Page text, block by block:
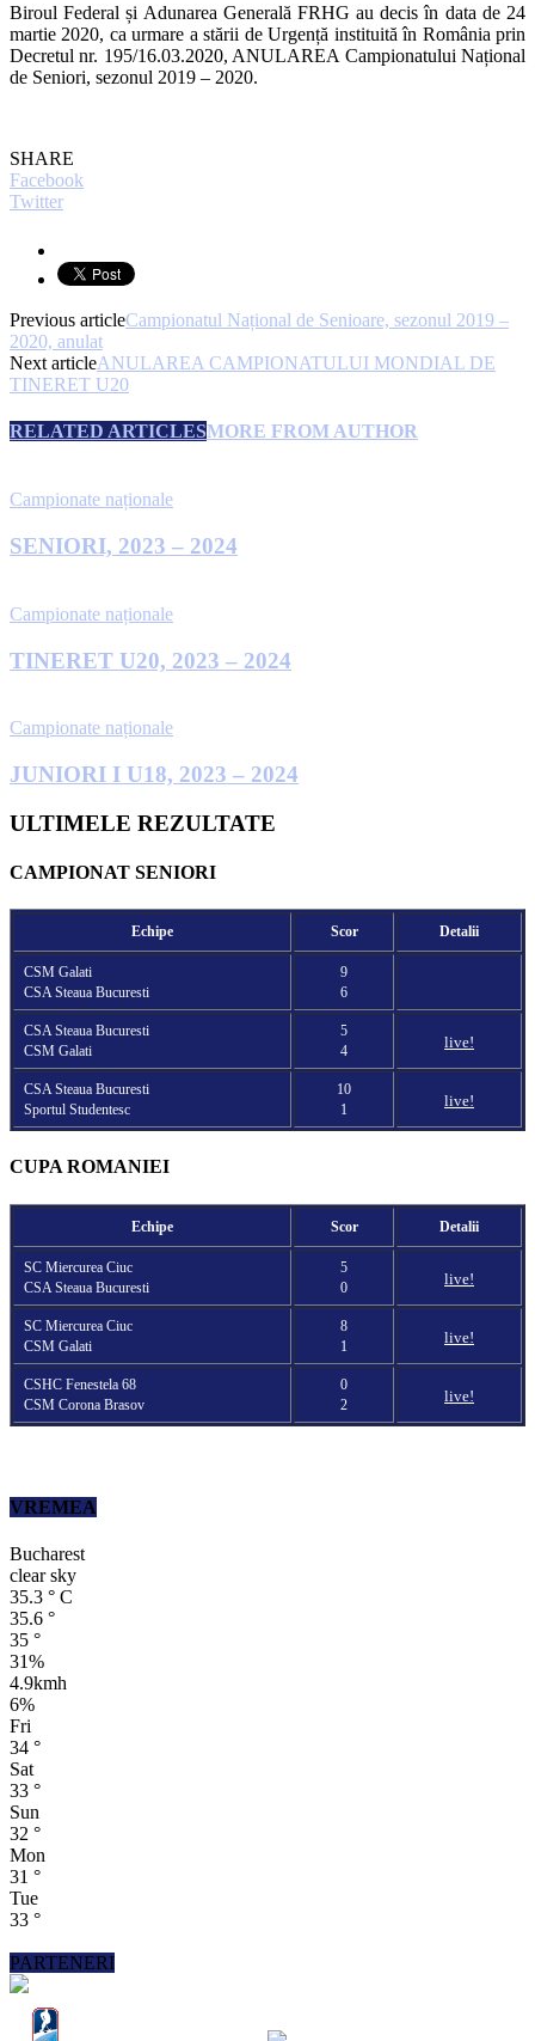
Biroul Federal și Adunarea Generală FRHG au decis în data de 24
martie 2020, ca urmare a stării de Urgență instituită în România prin
Decretul nr. 195/16.03.2020, ANULAREA Campionatului Național
de Seniori, sezonul 2019 – 2020.
SHARE
Facebook
Twitter
Previous articleCampionatul Național de Senioare, sezonul 2019 –
2020, anulat
Next articleANULAREA CAMPIONATULUI MONDIAL DE
TINERET U20
RELATED ARTICLESMORE FROM AUTHOR
Campionate naționale
SENIORI, 2023 – 2024
Campionate naționale
TINERET U20, 2023 – 2024
Campionate naționale
JUNIORI I U18, 2023 – 2024
ULTIMELE REZULTATE
CAMPIONAT SENIORI
Echipe Scor Detalii
CSM Galati
CSA Steaua Bucuresti
9
6
CSA Steaua Bucuresti
CSM Galati
5
4
live!
CSA Steaua Bucuresti
Sportul Studentesc
10
1
live!
CUPA ROMANIEI
Echipe Scor Detalii
SC Miercurea Ciuc
CSA Steaua Bucuresti
5
0
live!
SC Miercurea Ciuc
CSM Galati
8
1
live!
CSHC Fenestela 68
CSM Corona Brasov
0
2
live!
VREMEA
Bucharest
clear sky
35.3 ° C
35.6 °
35 °
31%
4.9kmh
6%
Fri
34 °
Sat
33 °
Sun
32 °
Mon
31 °
Tue
33 °
PARTENERI